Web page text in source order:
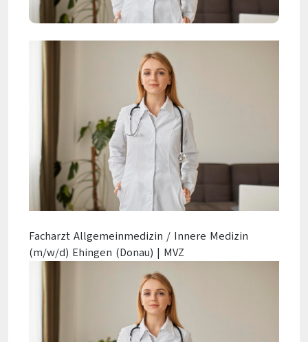
Facharzt Allgemeinmedizin / Innere Medizin
(m/w/d) Ehingen (Donau) | MVZ